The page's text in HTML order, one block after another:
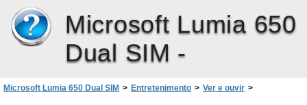
Microsoft Lumia 650
Dual SIM -
Microsoft Lumia 650 Dual SIM > Entretenimento > Ver e ouvir >